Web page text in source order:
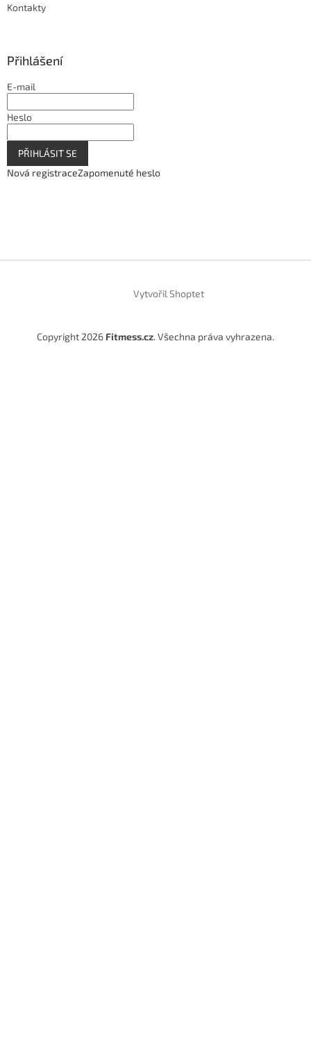
Kontakty
Přihlášení
E-mail
Heslo
PŘIHLÁSIT SE
Nová registraceZapomenuté heslo
Vytvořil Shoptet
Copyright 2026 Fitmess.cz. Všechna práva vyhrazena.